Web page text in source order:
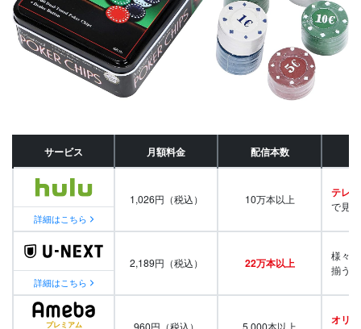
サービス 月額料金 配信本数
詳細はこちら
1,026円（税込） 10万本以上 テレビ
で見
詳細はこちら
2,189円（税込） 22万本以上
様々
揃う
960円（税込） 5,000本以上
オリ